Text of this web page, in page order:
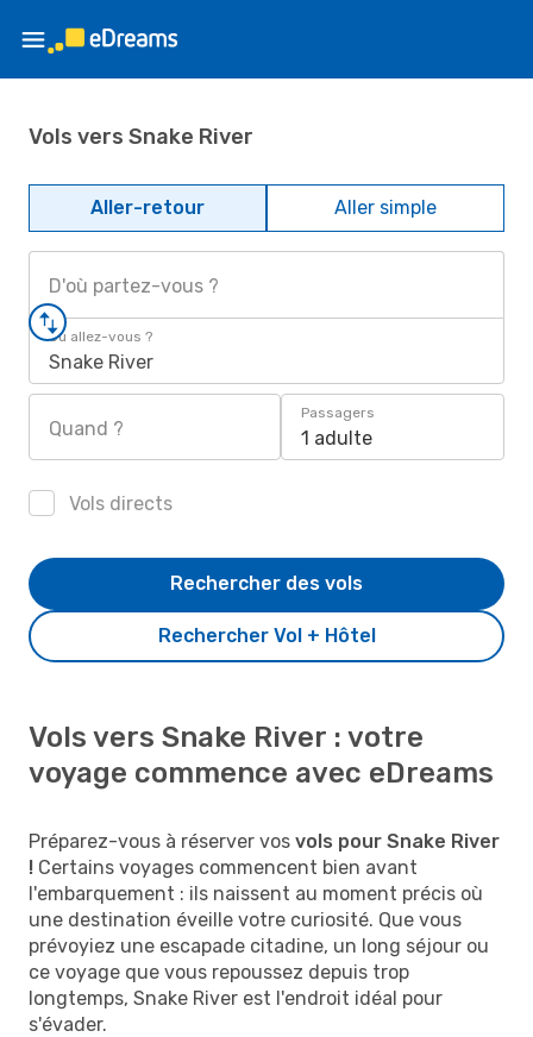
Vols vers Snake River
Aller-retour Aller simple
D'où partez-vous ?
Où allez-vous ?
Snake River
Quand ?
Passagers
1 adulte
Vols directs
Rechercher Vol + Hôtel
Rechercher des vols
Vols vers Snake River : votre
voyage commence avec eDreams
Préparez-vous à réserver vos vols pour Snake River
! Certains voyages commencent bien avant
l'embarquement : ils naissent au moment précis où
une destination éveille votre curiosité. Que vous
prévoyiez une escapade citadine, un long séjour ou
ce voyage que vous repoussez depuis trop
longtemps, Snake River est l'endroit idéal pour
s'évader.